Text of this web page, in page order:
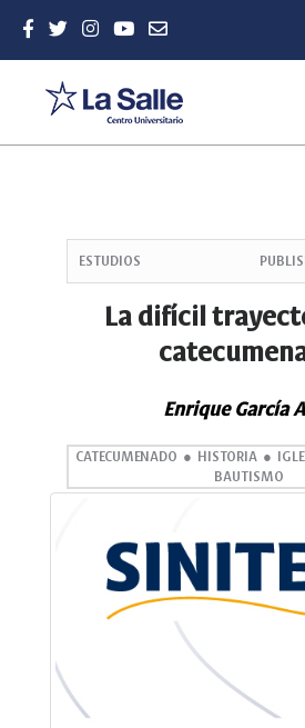
Sidebar
ESTUDIOS
La difícil
Enrique García
CATECUMENADO HISTORIA
BAUTISMO